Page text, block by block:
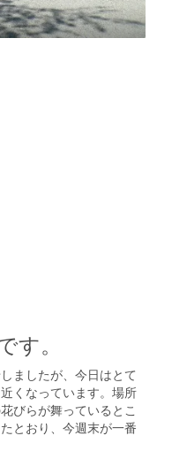
す。
ましたが、今日はとて
くなっています。場所
びらが舞っているとこ
とおり、今週末が一番